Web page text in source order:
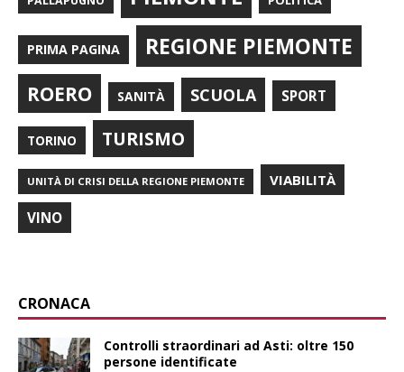
PRIMA PAGINA REGIONE PIEMONTE
ROERO SANITÀ SCUOLA SPORT
TORINO TURISMO
UNITÀ DI CRISI DELLA REGIONE PIEMONTE VIABILITÀ
VINO
CRONACA
Controlli straordinari ad Asti: oltre 150
persone identificate